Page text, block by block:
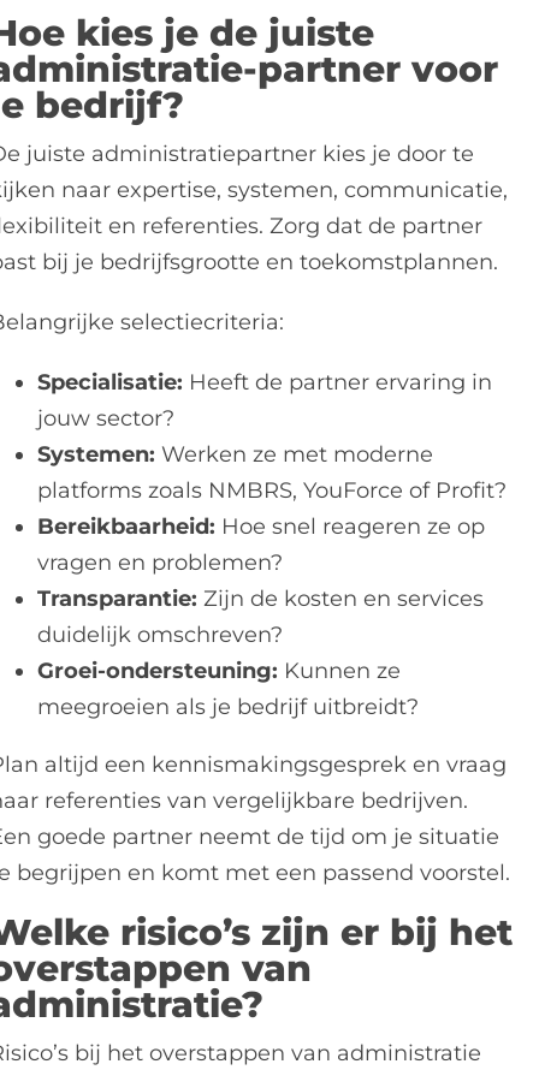
kies je de juiste
partner voor
bedrijf?
juiste administratiepartner kies je door te
naar expertise, systemen, communicatie,
en referenties. Zorg dat de partner
bij je bedrijfsgrootte en toekomstplannen.
selectiecriteria:
Specialisatie: Heeft de partner ervaring in
jouw sector?
Systemen: Werken ze met moderne
platforms zoals NMBRS, YouForce of Profit?
Bereikbaarheid: Hoe snel reageren ze op
vragen en problemen?
Transparantie: Zijn de kosten en services
duidelijk omschreven?
Groei-ondersteuning: Kunnen ze
meegroeien als je bedrijf uitbreidt?
altijd een kennismakingsgesprek en vraag
referenties van vergelijkbare bedrijven.
goede partner neemt de tijd om je situatie
begrijpen en komt met een passend voorstel.
risico’s zijn er bij het
van
bij het overstappen van administratie